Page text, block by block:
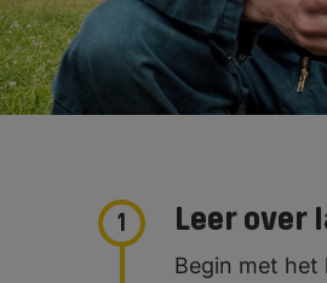
melkmachines.
1 Leer over
Begin met